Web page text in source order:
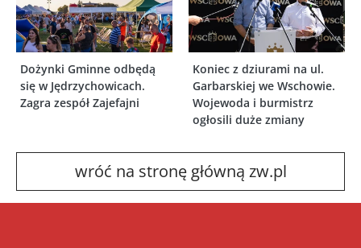
Dożynki Gminne odbędą
się w Jędrzychowicach.
Zagra zespół Zajefajni
Koniec z dziurami na ul.
Garbarskiej we Wschowie.
Wojewoda i burmistrz
ogłosili duże zmiany
wróć na stronę główną zw.pl